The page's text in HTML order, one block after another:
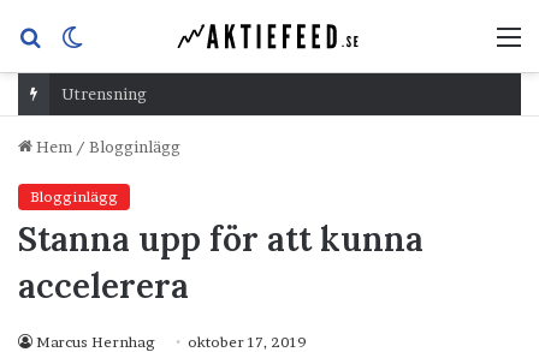
Sök
efterskin
Utrensning
Hem / Blogginlägg
Blogginlägg
Stanna upp för att kunna
accelerera
Marcus Hernhag oktober 17, 2019